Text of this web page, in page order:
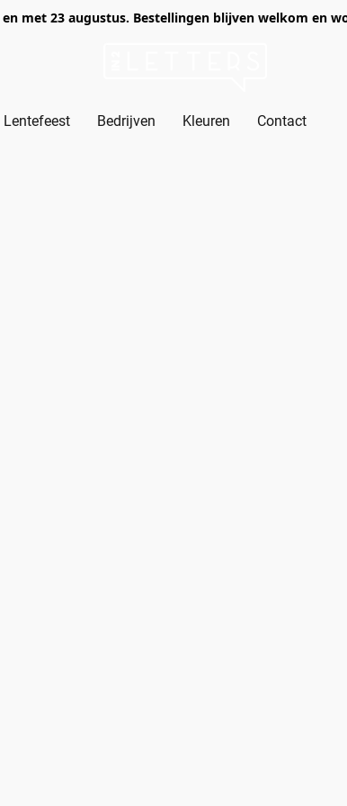
met 23 augustus. Bestellingen blijven welkom en
Bedrijven Kleuren Contact